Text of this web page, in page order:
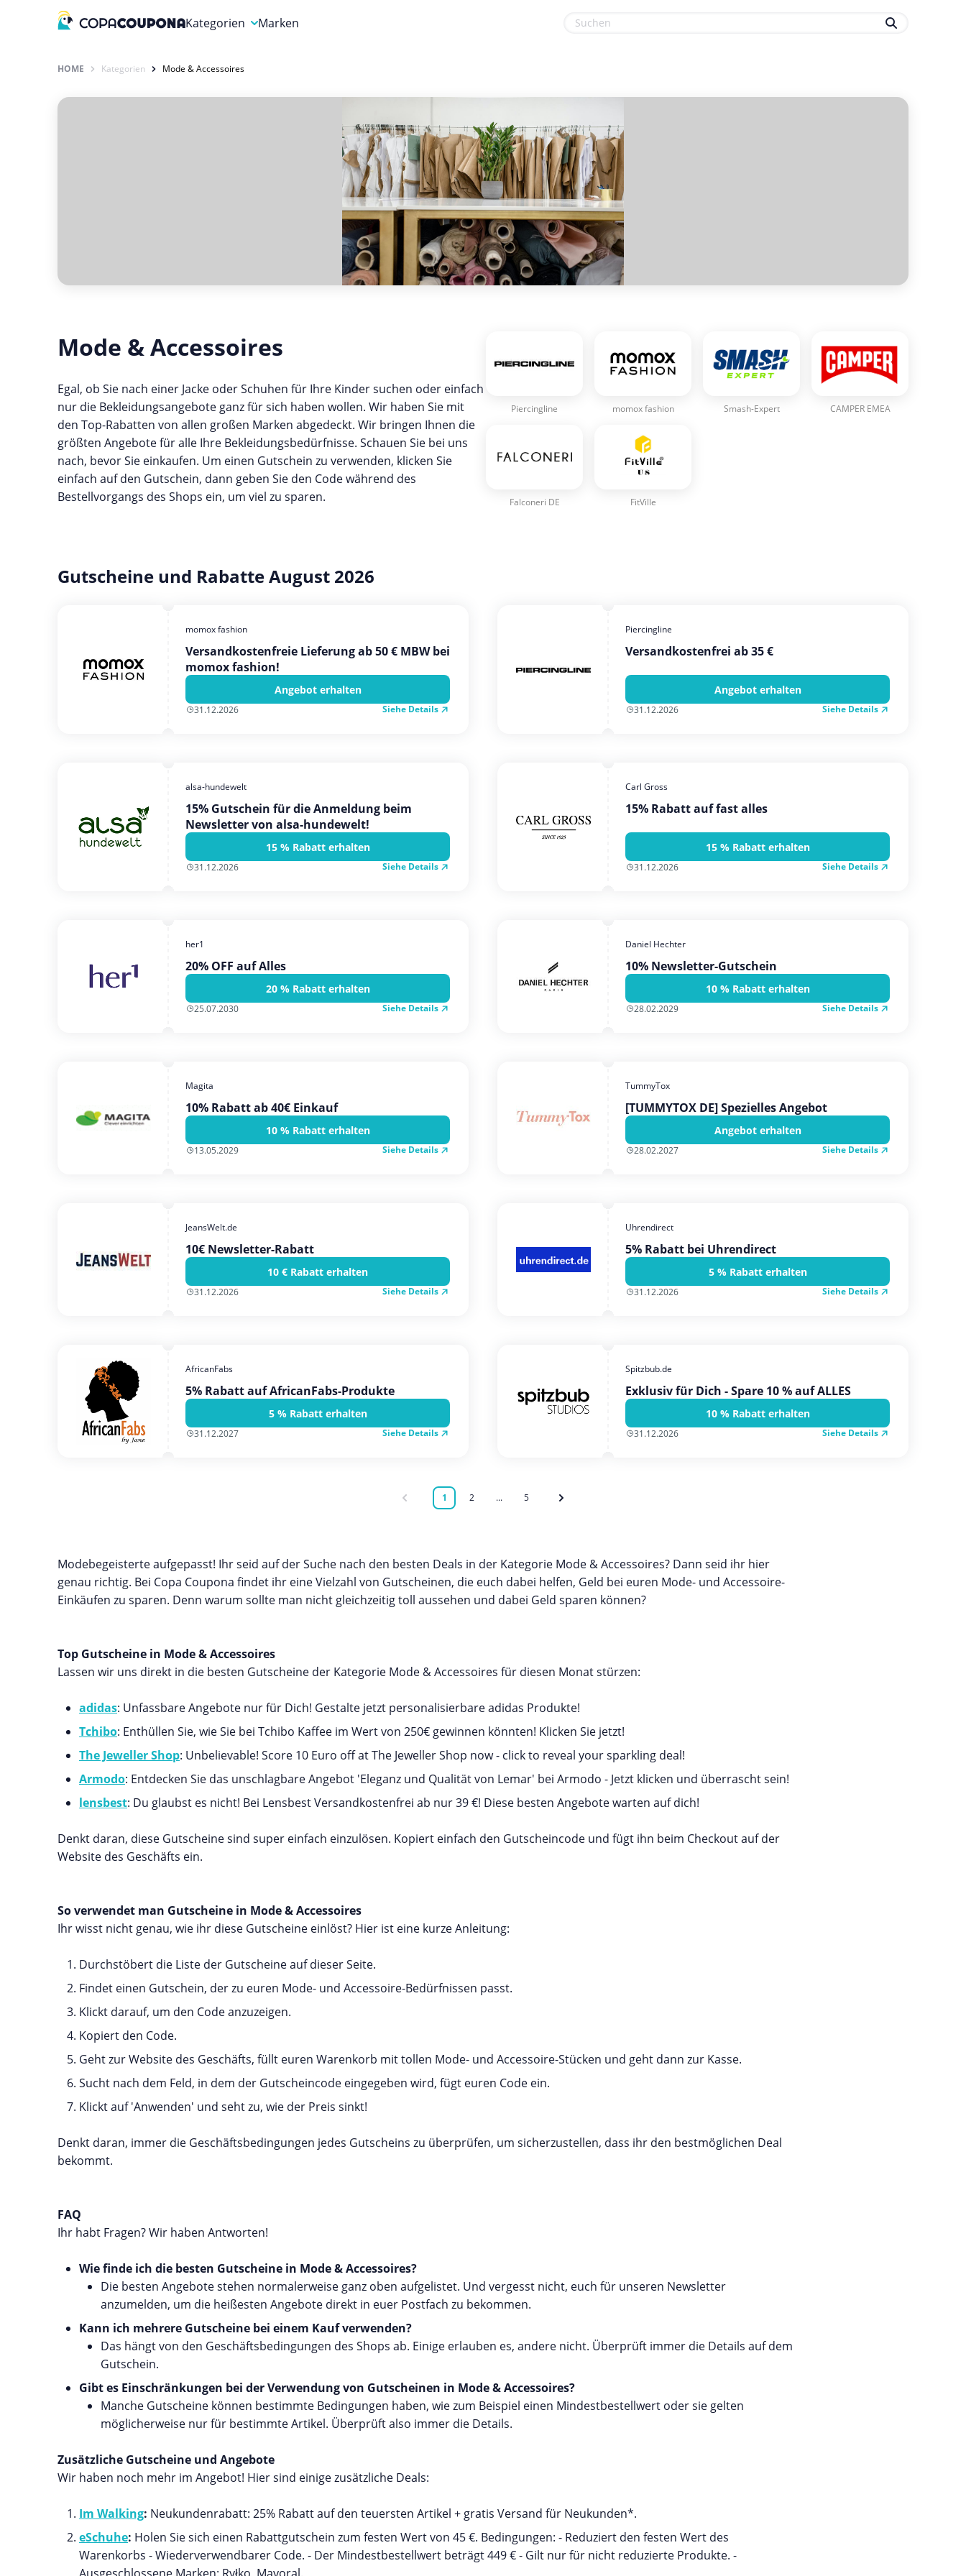
Kategorien
Auto, Motorrad & Werkzeuge
Blumen & Geschenke Garten, Haushalt & Tiere
Gesundheit & Beauty
Hotels & Unterkünfte
Mobilfunk & Internet
Mode & Accessoires
Shopping
Sport & Freizeit
Urlaub & Reise
Marken
HOME Kategorien Mode & Accessoires
Mode & Accessoires
Egal, ob Sie nach einer Jacke oder Schuhen für Ihre Kinder suchen oder einfach
nur die Bekleidungsangebote ganz für sich haben wollen. Wir haben Sie mit
den Top-Rabatten von allen großen Marken abgedeckt. Wir bringen Ihnen die
größten Angebote für alle Ihre Bekleidungsbedürfnisse. Schauen Sie bei uns
nach, bevor Sie einkaufen. Um einen Gutschein zu verwenden, klicken Sie
einfach auf den Gutschein, dann geben Sie den Code während des
Bestellvorgangs des Shops ein, um viel zu sparen.
Piercingline momox fashion Smash-Expert CAMPER EMEA
Falconeri DE FitVille
Gutscheine und Rabatte August 2026
momox fashion
Versandkostenfreie Lieferung ab 50 € MBW bei
momox fashion!
Angebot erhalten
31.12.2026 Siehe Details
Piercingline
Versandkostenfrei ab 35 €
Angebot erhalten
31.12.2026 Siehe Details
alsa-hundewelt
15% Gutschein für die Anmeldung beim
Newsletter von alsa-hundewelt!
15 % Rabatt erhalten
31.12.2026 Siehe Details
Carl Gross
15% Rabatt auf fast alles
15 % Rabatt erhalten
31.12.2026 Siehe Details
her1
20% OFF auf Alles
20 % Rabatt erhalten
25.07.2030 Siehe Details
Daniel Hechter
10% Newsletter-Gutschein
10 % Rabatt erhalten
28.02.2029 Siehe Details
Magita
10% Rabatt ab 40€ Einkauf
10 % Rabatt erhalten
13.05.2029 Siehe Details
TummyTox
[TUMMYTOX DE] Spezielles Angebot
Angebot erhalten
28.02.2027 Siehe Details
JeansWelt.de
10€ Newsletter-Rabatt
10 € Rabatt erhalten
31.12.2026 Siehe Details
Uhrendirect
5% Rabatt bei Uhrendirect
5 % Rabatt erhalten
31.12.2026 Siehe Details
AfricanFabs
5% Rabatt auf AfricanFabs-Produkte
5 % Rabatt erhalten
31.12.2027 Siehe Details
Spitzbub.de
Exklusiv für Dich - Spare 10 % auf ALLES
10 % Rabatt erhalten
31.12.2026 Siehe Details
1 2 ... 5
Modebegeisterte aufgepasst! Ihr seid auf der Suche nach den besten Deals in der Kategorie Mode & Accessoires? Dann seid ihr hier
genau richtig. Bei Copa Coupona findet ihr eine Vielzahl von Gutscheinen, die euch dabei helfen, Geld bei euren Mode- und Accessoire-
Einkäufen zu sparen. Denn warum sollte man nicht gleichzeitig toll aussehen und dabei Geld sparen können?
Top Gutscheine in Mode & Accessoires
Lassen wir uns direkt in die besten Gutscheine der Kategorie Mode & Accessoires für diesen Monat stürzen:
adidas: Unfassbare Angebote nur für Dich! Gestalte jetzt personalisierbare adidas Produkte!
Tchibo: Enthüllen Sie, wie Sie bei Tchibo Kaffee im Wert von 250€ gewinnen könnten! Klicken Sie jetzt!
The Jeweller Shop: Unbelievable! Score 10 Euro off at The Jeweller Shop now - click to reveal your sparkling deal!
Armodo: Entdecken Sie das unschlagbare Angebot 'Eleganz und Qualität von Lemar' bei Armodo - Jetzt klicken und überrascht sein!
lensbest: Du glaubst es nicht! Bei Lensbest Versandkostenfrei ab nur 39 €! Diese besten Angebote warten auf dich!
Denkt daran, diese Gutscheine sind super einfach einzulösen. Kopiert einfach den Gutscheincode und fügt ihn beim Checkout auf der
Website des Geschäfts ein.
So verwendet man Gutscheine in Mode & Accessoires
Ihr wisst nicht genau, wie ihr diese Gutscheine einlöst? Hier ist eine kurze Anleitung:
Durchstöbert die Liste der Gutscheine auf dieser Seite.
Findet einen Gutschein, der zu euren Mode- und Accessoire-Bedürfnissen passt.
Klickt darauf, um den Code anzuzeigen.
Kopiert den Code.
Geht zur Website des Geschäfts, füllt euren Warenkorb mit tollen Mode- und Accessoire-Stücken und geht dann zur Kasse.
Sucht nach dem Feld, in dem der Gutscheincode eingegeben wird, fügt euren Code ein.
Klickt auf 'Anwenden' und seht zu, wie der Preis sinkt!
Denkt daran, immer die Geschäftsbedingungen jedes Gutscheins zu überprüfen, um sicherzustellen, dass ihr den bestmöglichen Deal
bekommt.
FAQ
Ihr habt Fragen? Wir haben Antworten!
Wie finde ich die besten Gutscheine in Mode & Accessoires?
Die besten Angebote stehen normalerweise ganz oben aufgelistet. Und vergesst nicht, euch für unseren Newsletter
anzumelden, um die heißesten Angebote direkt in euer Postfach zu bekommen.
Kann ich mehrere Gutscheine bei einem Kauf verwenden?
Das hängt von den Geschäftsbedingungen des Shops ab. Einige erlauben es, andere nicht. Überprüft immer die Details auf dem
Gutschein.
Gibt es Einschränkungen bei der Verwendung von Gutscheinen in Mode & Accessoires?
Manche Gutscheine können bestimmte Bedingungen haben, wie zum Beispiel einen Mindestbestellwert oder sie gelten
möglicherweise nur für bestimmte Artikel. Überprüft also immer die Details.
Zusätzliche Gutscheine und Angebote
Wir haben noch mehr im Angebot! Hier sind einige zusätzliche Deals:
Im Walking: Neukundenrabatt: 25% Rabatt auf den teuersten Artikel + gratis Versand für Neukunden*.
eSchuhe: Holen Sie sich einen Rabattgutschein zum festen Wert von 45 €. Bedingungen: - Reduziert den festen Wert des
Warenkorbs - Wiederverwendbarer Code. - Der Mindestbestellwert beträgt 449 € - Gilt nur für nicht reduzierte Produkte. -